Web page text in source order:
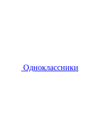
Одноклассники